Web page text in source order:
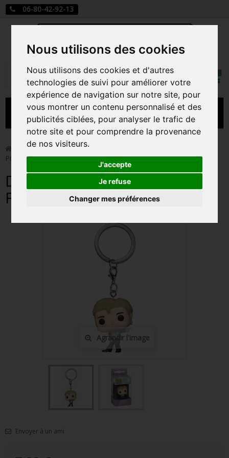
Nous utilisons des cookies
Nous utilisons des cookies et d'autres
technologies de suivi pour améliorer votre
expérience de navigation sur notre site, pour
vous montrer un contenu personnalisé et des
publicités ciblées, pour analyser le trafic de
notre site et pour comprendre la provenance
de nos visiteurs.
J'accepte
Je refuse
Changer mes préférences
06-80-42-92-13
Rechercher
Mon
MENU
CARTE A JOUER
PRÉCOMMANDE FIGURINES POP
FIGURINES POP MANGA
FIGURINES POP DISNEY
FIGURINES POP MARVEL
FIGURINES POP HARRY POTTER
FIGURINES POP STRANGER THINGS
FIGURINES POP SEIGNEUR DES ANNEAUX
Funko Pop! > DYNAMITE JIMIN / BTS / FUNKO POCKET
POP
DYNAMITE JIMIN / BTS /
FUNKO POCKET POP
Agrandir l'image
Envoyer à un ami